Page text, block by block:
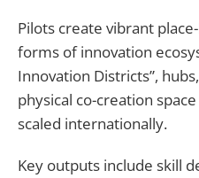
Pilots create vibrant
forms of innovation
Innovation Districts”,
physical co-creation
scaled internationally.
Key outputs include skill